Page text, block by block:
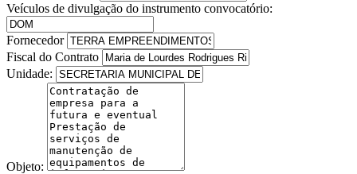
Veículos de divulgação do instrumento convocatório:
Fornecedor
Fiscal do Contrato
Unidade:
Objeto: